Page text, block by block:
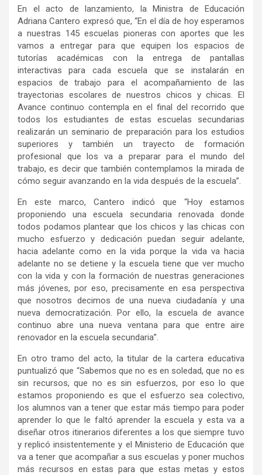
En el acto de lanzamiento, la Ministra de Educación
Adriana Cantero expresó que, “En el día de hoy esperamos
a nuestras 145 escuelas pioneras con aportes que les
vamos a entregar para que equipen los espacios de
tutorías académicas con la entrega de pantallas
interactivas para cada escuela que se instalarán en
espacios de trabajo para el acompañamiento de las
trayectorias escolares de nuestros chicos y chicas. El
Avance continuo contempla en el final del recorrido que
todos los estudiantes de estas escuelas secundarias
realizarán un seminario de preparación para los estudios
superiores y también un trayecto de formación
profesional que los va a preparar para el mundo del
trabajo, es decir que también contemplamos la mirada de
cómo seguir avanzando en la vida después de la escuela”.
En este marco, Cantero indicó que “Hoy estamos
proponiendo una escuela secundaria renovada donde
todos podamos plantear que los chicos y las chicas con
mucho esfuerzo y dedicación puedan seguir adelante,
hacia adelante como en la vida porque la vida va hacia
adelante no se detiene y la escuela tiene que ver mucho
con la vida y con la formación de nuestras generaciones
más jóvenes, por eso, precisamente en esa perspectiva
que nosotros decimos de una nueva ciudadanía y una
nueva democratización. Por ello, la escuela de avance
continuo abre una nueva ventana para que entre aire
renovador en la escuela secundaria”.
En otro tramo del acto, la titular de la cartera educativa
puntualizó que “Sabemos que no es en soledad, que no es
sin recursos, que no es sin esfuerzos, por eso lo que
estamos proponiendo es que el esfuerzo sea colectivo,
los alumnos van a tener que estar más tiempo para poder
aprender lo que le faltó aprender la escuela y esta va a
diseñar otros itinerarios diferentes a los que siempre tuvo
y replicó insistentemente y el Ministerio de Educación que
va a tener que acompañar a sus escuelas y poner muchos
más recursos en estas para que estas metas y estos